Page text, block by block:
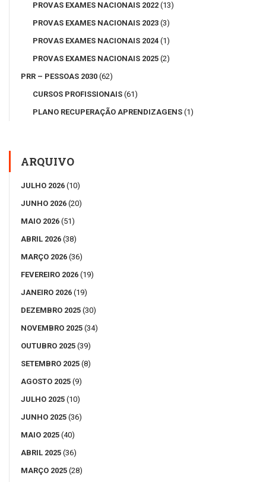
PROVAS EXAMES NACIONAIS 2022 (13)
PROVAS EXAMES NACIONAIS 2023 (3)
PROVAS EXAMES NACIONAIS 2024 (1)
PROVAS EXAMES NACIONAIS 2025 (2)
PRR – PESSOAS 2030 (62)
CURSOS PROFISSIONAIS (61)
PLANO RECUPERAÇÃO APRENDIZAGENS (1)
ARQUIVO
JULHO 2026 (10)
JUNHO 2026 (20)
MAIO 2026 (51)
ABRIL 2026 (38)
MARÇO 2026 (36)
FEVEREIRO 2026 (19)
JANEIRO 2026 (19)
DEZEMBRO 2025 (30)
NOVEMBRO 2025 (34)
OUTUBRO 2025 (39)
SETEMBRO 2025 (8)
AGOSTO 2025 (9)
JULHO 2025 (10)
JUNHO 2025 (36)
MAIO 2025 (40)
ABRIL 2025 (36)
MARÇO 2025 (28)